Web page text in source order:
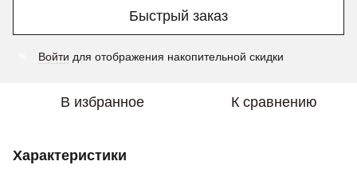
Быстрый заказ
Войти для отображения накопительной скидки
В избранное К сравнению
Характеристики